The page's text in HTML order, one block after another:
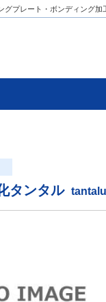
プレート・ボンディング
タンタル